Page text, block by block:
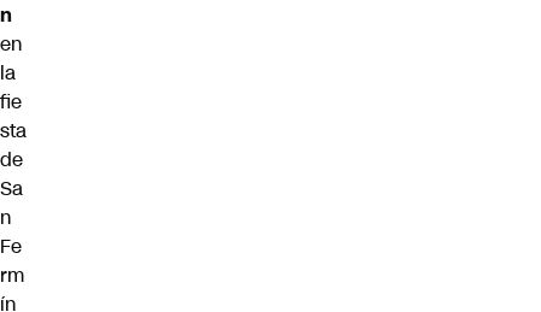
n
en
la
fie
sta
de
Sa
n
Fe
rm
ín